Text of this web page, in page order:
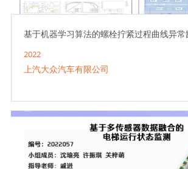
基于机器学习算法的螺栓拧紧过程曲线异常
2022
上汽大众汽车有限公司